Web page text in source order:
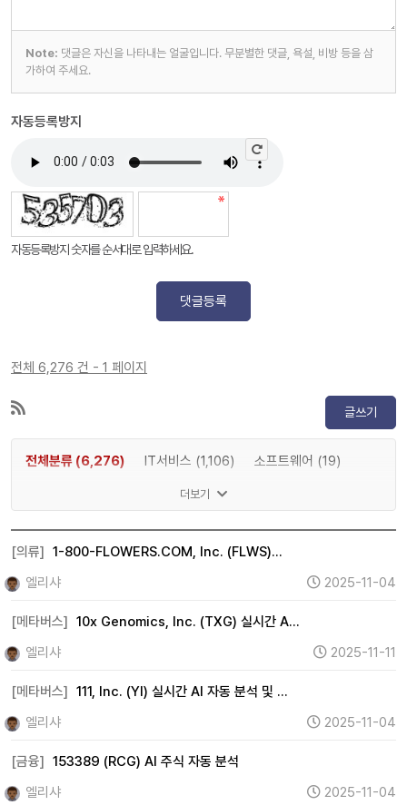
Note: 댓글은 자신을 나타내는 얼굴입니다. 무분별한 댓글, 욕설, 비방 등을 삼
가하여 주세요.
자동등록방지
자동등록방지 숫자를 순서대로 입력하세요.
댓글등록
전체 6,276 건 - 1 페이지
글쓰기
전체분류 (6,276) IT서비스 (1,106)
소프트웨어 (19)
인공지능 (83)
2차전지 (0)
자율주행 (0) 로봇 (0)
우주항공 (2)
자동차 (15)
방위산업 (0)
풍력 (0)
태양광 (0) 에너지 (360)
화학 (18)
철강 (7)
엔터테인먼트 (2)
광고 (0)
웹툰 (0) 여행 (1) 항공 (0)
면세점 (0)
음식료 (154)
더보기
[의류] 1-800-FLOWERS.COM, Inc. (FLWS)…
엘리샤
2025-11-04
[메타버스] 10x Genomics, Inc. (TXG) 실시간 A…
엘리샤
2025-11-11
[메타버스] 111, Inc. (YI) 실시간 AI 자동 분석 및 …
엘리샤
2025-11-04
[금융] 153389 (RCG) AI 주식 자동 분석
엘리샤
2025-11-04